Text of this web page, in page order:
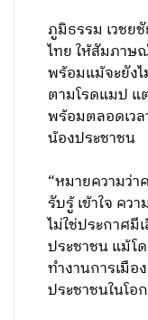
ภูมิธรรม เวชย
ไทย ให้สัมภาษ
พร้อมแม้จะยังไ
ตามโรดแมป แ
พร้อมตลอดเว
น้องประชาชน
“หมายความว่
รับรู้ เข้าใจ ค
ไม่ใช่ประกาศ
ประชาชน แม้โ
ทำงานการเมื
ประชาชนในโอ